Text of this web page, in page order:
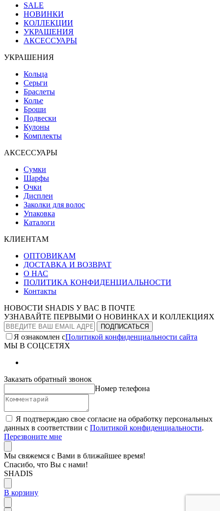
SALE
НОВИНКИ
КОЛЛЕКЦИИ
УКРАШЕНИЯ
АКСЕССУАРЫ
УКРАШЕНИЯ
Кольца
Серьги
Браслеты
Колье
Броши
Подвески
Кулоны
Комплекты
АКСЕССУАРЫ
Сумки
Шарфы
Очки
Дисплеи
Заколки для волос
Упаковка
Каталоги
КЛИЕНТАМ
ОПТОВИКАМ
ДОСТАВКА И ВОЗВРАТ
О НАС
ПОЛИТИКА КОНФИДЕНЦИАЛЬНОСТИ
Контакты
НОВОСТИ SHADIS У ВАС В ПОЧТЕ
УЗНАВАЙТЕ ПЕРВЫМИ О НОВИНКАХ И КОЛЛЕКЦИЯХ
Я ознакомлен сПолитикой конфиденциальности сайта
МЫ В СОЦСЕТЯХ
Заказать обратный звонок
Номер телефона
Я подтверждаю свое согласие на обработку персональных
данных в соответствии с Политикой конфиденциальности.
Перезвоните мне
Мы свяжемся с Вами в ближайшее время!
Спасибо, что Вы с нами!
SHADIS
В корзину